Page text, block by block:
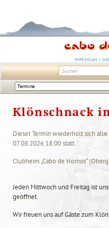
NAVIGATION
ÜBERSPRINGEN
IMPRESSUM
Navigation
überspringen
Klönschnack
Dieser Termin wiederholt sich
07.08.2026 18:00statt.
Clubheim „Cabo de Hornos“(
Jeden Mittwoch und Freitag ist
geöffnet.
Wir freuen uns auf Gäste zum